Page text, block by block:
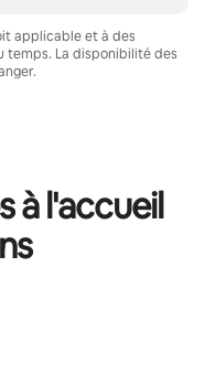
applicable et à des
temps. La disponibilité des
à l'accueil